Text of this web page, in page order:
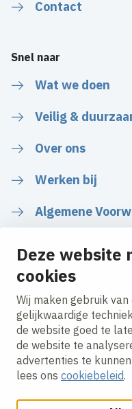
Deze website
cookies
Wij maken gebruik
gelijkwaardige
de website goed te
de website te
advertenties te
lees ons cookiebeleid.
Contact
Snel naar
Wat we doen
Veilig &
Over ons
Werken bij
Algemene
LinkedInInstagram